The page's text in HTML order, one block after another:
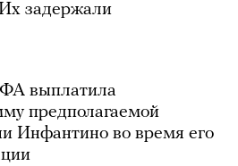
задержали
выплатила
предполагаемой
Инфантино во время его